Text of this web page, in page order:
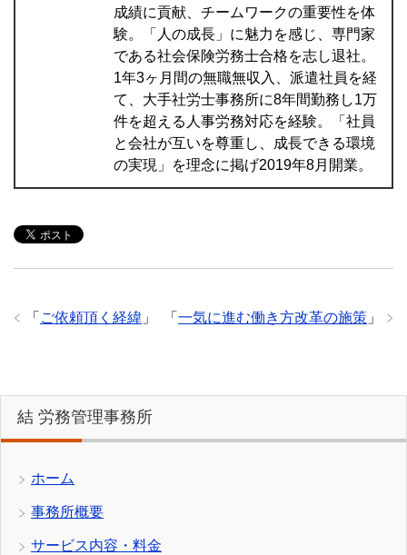
成績に貢献、チームワークの重要性を体
験。「人の成長」に魅力を感じ、専門家
である社会保険労務士合格を志し退社。
1年3ヶ月間の無職無収入、派遣社員を経
て、大手社労士事務所に8年間勤務し1万
件を超える人事労務対応を経験。「社員
と会社が互いを尊重し、成長できる環境
の実現」を理念に掲げ2019年8月開業。
「 一気に進む働き方改革の施策 」
「 ご依頼頂く経緯 」
結 労務管理事務所
ホーム
事務所概要
サービス内容・料金